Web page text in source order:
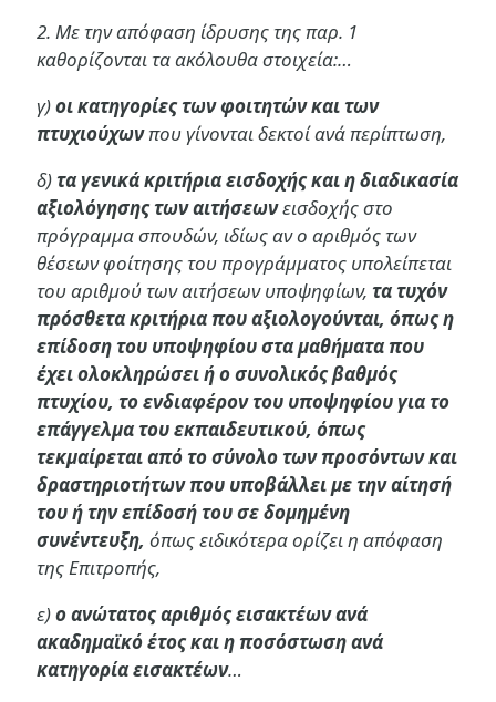
2. Με την απόφαση ίδρυσης της παρ. 1
καθορίζονται τα ακόλουθα στοιχεία:…
γ)οι κατηγορίες των φοιτητών και των
πτυχιούχωνπου γίνονται δεκτοί ανά περίπτωση,
δ) τα γενικά κριτήρια εισδοχής και η διαδικασία
αξιολόγησης των αιτήσεωνεισδοχής στο
πρόγραμμα σπουδών, ιδίως αν ο αριθμός των
θέσεων φοίτησης του προγράμματος υπολείπεται
του αριθμού των αιτήσεων υποψηφίων, τα τυχόν
πρόσθετα κριτήρια που αξιολογούνται, όπως η
επίδοση του υποψηφίου στα μαθήματα που
έχει ολοκληρώσει ή ο συνολικός βαθμός
πτυχίου, το ενδιαφέρον του υποψηφίου για το
επάγγελμα του εκπαιδευτικού, όπως
τεκμαίρεται από το σύνολο των προσόντων και
δραστηριοτήτων που υποβάλλει με την αίτησή
του ή την επίδοσή του σε δομημένη
συνέντευξη, όπως ειδικότερα ορίζει η απόφαση
της Επιτροπής,
ε)ο ανώτατος αριθμός εισακτέων ανά
ακαδημαϊκό έτος και η ποσόστωση ανά
κατηγορία εισακτέων…